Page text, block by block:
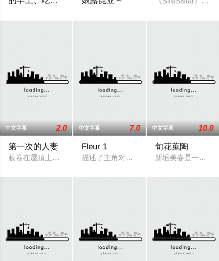
中文字幕 2.0
第一次的人妻
藤卷在屋頂上休息時，被河合聰美叫住。藤卷煩惱著初次做愛
中文字幕 7.0
Fleur 1
描述了主角对其负责认真、善良、过度照
中文字幕 10.0
旬花蒐陶
新垣美春是一位美